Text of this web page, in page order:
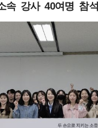
속 강사 40여명 참석